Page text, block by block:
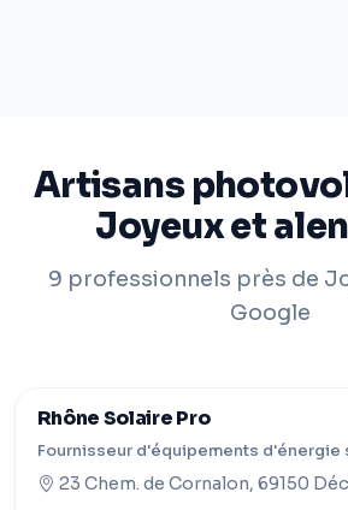
Artisans
Joyeux et
9 professionnels près de
Google
Rhône Solaire Pro
Fournisseur d'équipements d'énergie
23 Chem. de Cornalon, 69150